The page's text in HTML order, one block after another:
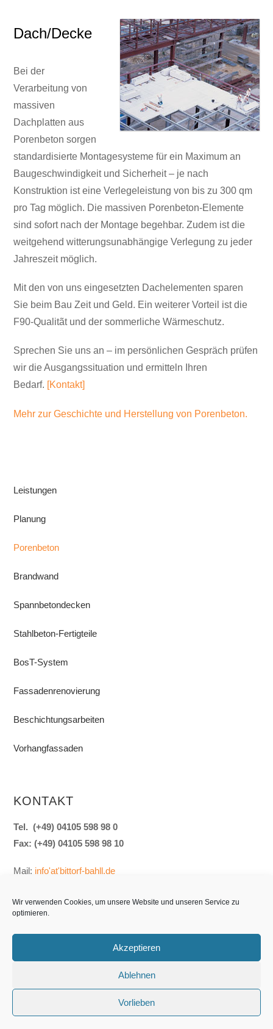
Wir verwenden Cookies, um unsere Website und unseren Service zu
optimieren.
Akzeptieren
Ablehnen
Vorlieben
Dach/Decke
Bei der
Verarbeitung von
massiven
Dachplatten aus
Porenbeton sorgen
standardisierte Montagesysteme für ein Maximum an
Baugeschwindigkeit und Sicherheit – je nach
Konstruktion ist eine Verlegeleistung von bis zu 300 qm
pro Tag möglich. Die massiven Porenbeton-Elemente
sind sofort nach der Montage begehbar. Zudem ist die
weitgehend witterungsunabhängige Verlegung zu jeder
Jahreszeit möglich.
Mit den von uns eingesetzten Dachelementen sparen
Sie beim Bau Zeit und Geld. Ein weiterer Vorteil ist die
F90-Qualitãt und der sommerliche Wärmeschutz.
Sprechen Sie uns an – im persönlichen Gespräch prüfen
wir die Ausgangssituation und ermitteln Ihren
Bedarf. [Kontakt]
Mehr zur Geschichte und Herstellung von Porenbeton.
Leistungen
Planung
Porenbeton
Brandwand
Spannbetondecken
Stahlbeton-Fertigteile
BosT-System
Fassadenrenovierung
Beschichtungsarbeiten
Vorhangfassaden
KONTAKT
Tel. (+49) 04105 598 98 0
Fax: (+49) 04105 598 98 10
Mail: info'at'bittorf-bahll.de
Bittorf & Bahll GmbH ©2022 · Tel. 04105 598 980